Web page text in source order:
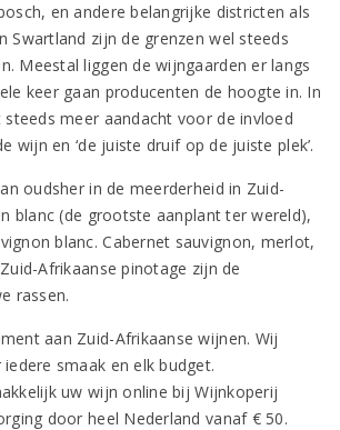
en andere belangrijke districten als
Swartland zijn de grenzen wel steeds
Meestal liggen de wijngaarden er langs
keer gaan producenten de hoogte in. In
meer aandacht voor de invloed
wijn en ‘de juiste druif op de juiste plek’.
oudsher in de meerderheid in Zuid-
blanc (de grootste aanplant ter wereld),
blanc. Cabernet sauvignon, merlot,
Afrikaanse pinotage zijn de
rassen.
aan Zuid-Afrikaanse wijnen. Wij
smaak en elk budget.
uw wijn online bij Wijnkoperij
door heel Nederland vanaf € 50.